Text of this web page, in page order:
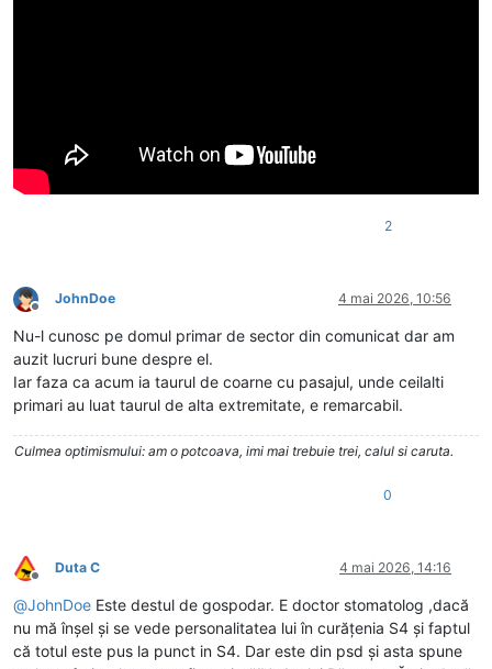
2
Deconectat
JohnDoe 4 mai 2026, 10:56
Nu-l cunosc pe domul primar de sector din comunicat dar am
auzit lucruri bune despre el.
Iar faza ca acum ia taurul de coarne cu pasajul, unde ceilalti
primari au luat taurul de alta extremitate, e remarcabil.
Culmea optimismului: am o potcoava, imi mai trebuie trei, calul si caruta.
0
Deconectat
Duta C 4 mai 2026, 14:16
@JohnDoe Este destul de gospodar. E doctor stomatolog ,dacă
nu mă înșel și se vede personalitatea lui în curățenia S4 și faptul
că totul este pus la punct in S4. Dar este din psd și asta spune